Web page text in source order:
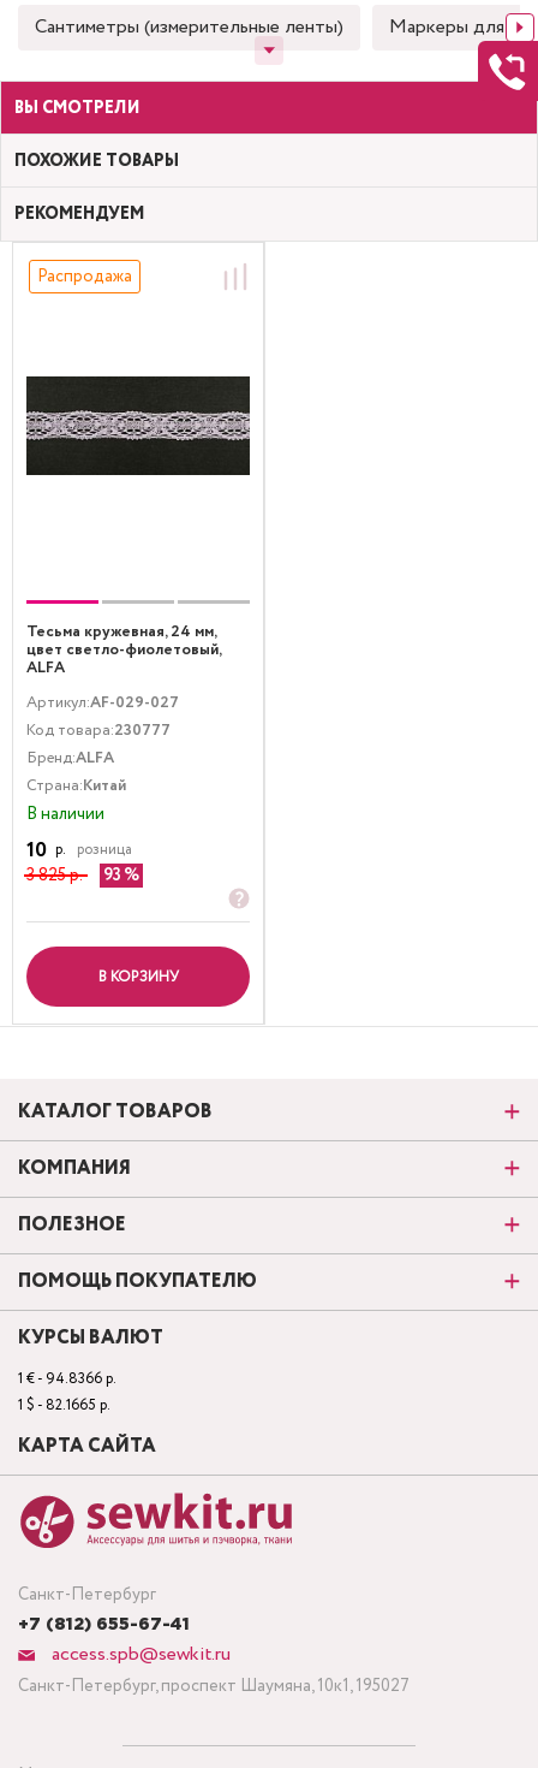
Сантиметры (измерительные ленты) Маркеры для
ВЫ СМОТРЕЛИ
ПОХОЖИЕ ТОВАРЫ
РЕКОМЕНДУЕМ
Распродажа
Тесьма кружевная, 24 мм,
цвет светло-фиолетовый,
ALFA
Артикул:AF-029-027
Код товара:230777
Бренд:ALFA
Страна:Китай
В наличии
10 р. розница
3 825 р. 93
В КОРЗИНУ
Санкт-Петербург
+7 (812) 655-67-41
access.spb@sewkit.ru
Санкт-Петербург, проспект Шаумяна, 10к1, 195027
КАТАЛОГ ТОВАРОВ
КОМПАНИЯ
ПОЛЕЗНОЕ
ПОМОЩЬ ПОКУПАТЕЛЮ
КУРСЫ ВАЛЮТ
1 € - 94.8366 р.
1 $ - 82.1665 р.
КАРТА САЙТА